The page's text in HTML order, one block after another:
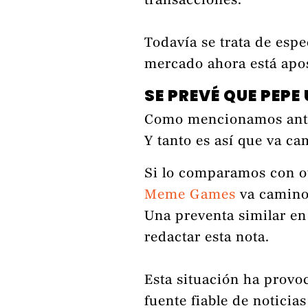
Todavía se trata de
mercado ahora está
SE PREVÉ QUE
Como mencionamos
Y tanto es así que va
Si lo comparamos con
Meme Games va
Una preventa similar
redactar esta nota.
Esta situación ha
fuente fiable de